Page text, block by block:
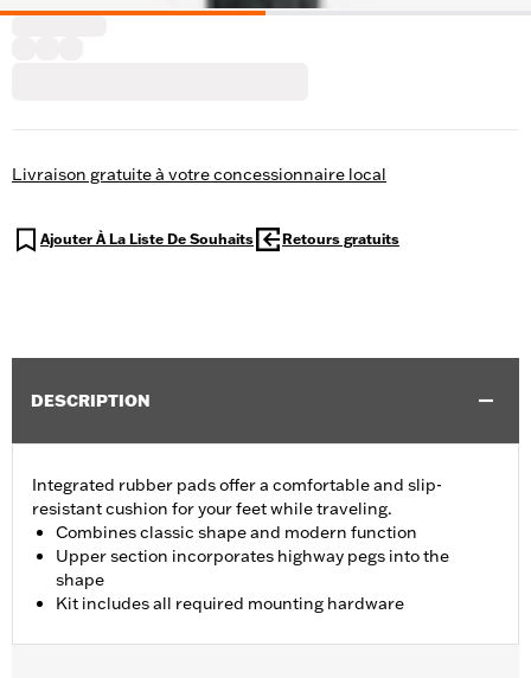
Livraison gratuite à votre concessionnaire local
Ajouter À La Liste De Souhaits Retours gratuits
DESCRIPTION
Integrated rubber pads offer a comfortable and slip-
resistant cushion for your feet while traveling.
Combines classic shape and modern function
Upper section incorporates highway pegs into the
shape
Kit includes all required mounting hardware